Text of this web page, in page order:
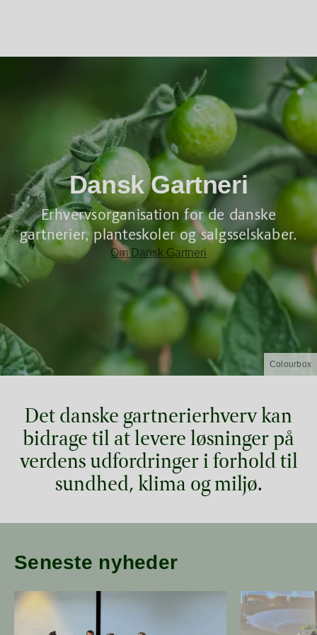
Dansk Gartneri
Erhvervsorganisation for de danske
gartnerier, planteskoler og salgsselskaber.
Om Dansk Gartneri
Colourbox
Det danske gartnerierhverv kan
bidrage til at levere løsninger på
verdens udfordringer i forhold til
sundhed, klima og miljø.
Seneste nyheder
Læs mere om Valgdebat i Odense Læs mere om